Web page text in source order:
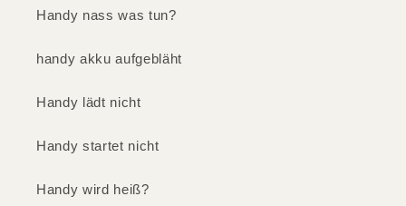
Handy nass was tun?
handy akku aufgebläht
Handy lädt nicht
Handy startet nicht
Handy wird heiß?